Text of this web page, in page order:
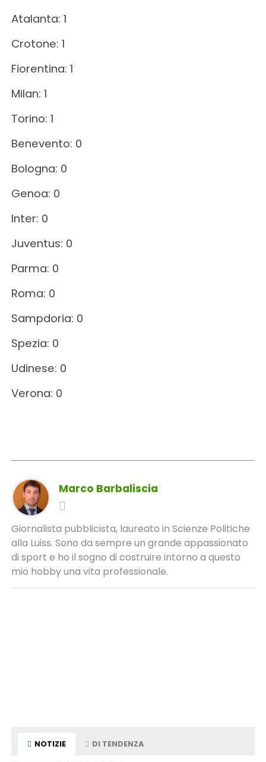
Atalanta: 1
Crotone: 1
Fiorentina: 1
Milan: 1
Torino: 1
Benevento: 0
Bologna: 0
Genoa: 0
Inter: 0
Juventus: 0
Parma: 0
Roma: 0
Sampdoria: 0
Spezia: 0
Udinese: 0
Verona: 0
Marco Barbaliscia
Giornalista pubblicista, laureato in Scienze Politiche
alla Luiss. Sono da sempre un grande appassionato
di sport e ho il sogno di costruire intorno a questo
mio hobby una vita professionale.
NOTIZIE DI TENDENZA